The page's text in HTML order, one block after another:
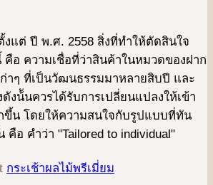
งแต่ ปี พ.ศ. 2558 สิ่งที่ทำให้ตัดสินใจ
คือ ความเชื่อที่ว่าสินค้าในหมวดของฝาก
ก่าๆ ที่เป็นวัฒนธรรมมาหลายสิบปี และ
งน้ันควรได้รับการเปลี่ยนแปลงให้เข้า
ขึ้น โดยให้ความสนใจกับรูปแบบที่ทัน
อ คําว่า "Tailored to individual"
กระเช้าผลไม้พรีเมี่ยม